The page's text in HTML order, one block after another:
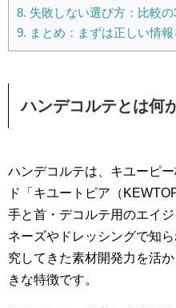
8. 失敗しない選び方：比較の
9. まとめ：まずは正しい情
ハンデコルテとは何
ハンデコルテは、キユーピ
ド「キユートピア（
手と首・デコルテ用のエイ
ネーズやドレッシングで知
究してきた素材開発力を活
きな特徴です。